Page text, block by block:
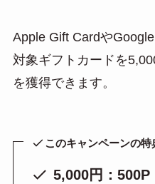
Apple Gift Cardや
対象ギフトカードを
を獲得できます。
このキャンペーンの特
5,000円：500P